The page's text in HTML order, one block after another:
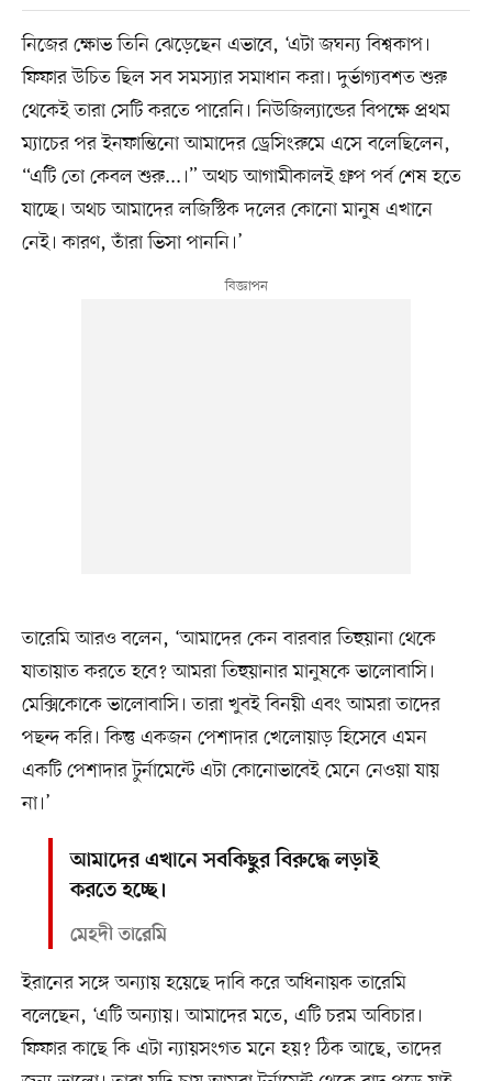
নিজের ক্ষোভ তিনি ঝেড়েছেন এভাবে, ‘এটা জঘন্য বিশ্বকাপ।
ফিফার উচিত ছিল সব সমস্যার সমাধান করা। দুর্ভাগ্যবশত শুরু
থেকেই তারা সেটি করতে পারেনি। নিউজিল্যান্ডের বিপক্ষে প্রথম
ম্যাচের পর ইনফান্তিনো আমাদের ড্রেসিংরুমে এসে বলেছিলেন,
“এটি তো কেবল শুরু...।” অথচ আগামীকালই গ্রুপ পর্ব শেষ হতে
যাচ্ছে। অথচ আমাদের লজিস্টিক দলের কোনো মানুষ এখানে
নেই। কারণ, তাঁরা ভিসা পাননি।’
তারেমি আরও বলেন, ‘আমাদের কেন বারবার তিহুয়ানা থেকে
যাতায়াত করতে হবে? আমরা তিহুয়ানার মানুষকে ভালোবাসি।
মেক্সিকোকে ভালোবাসি। তারা খুবই বিনয়ী এবং আমরা তাদের
পছন্দ করি। কিন্তু একজন পেশাদার খেলোয়াড় হিসেবে এমন
একটি পেশাদার টুর্নামেন্টে এটা কোনোভাবেই মেনে নেওয়া যায়
না।’
আমাদের এখানে সবকিছুর বিরুদ্ধে লড়াই
করতে হচ্ছে।
মেহদী তারেমি
ইরানের সঙ্গে অন্যায় হয়েছে দাবি করে অধিনায়ক তারেমি
বলেছেন, ‘এটি অন্যায়। আমাদের মতে, এটি চরম অবিচার।
ফিফার কাছে কি এটা ন্যায়সংগত মনে হয়? ঠিক আছে, তাদের